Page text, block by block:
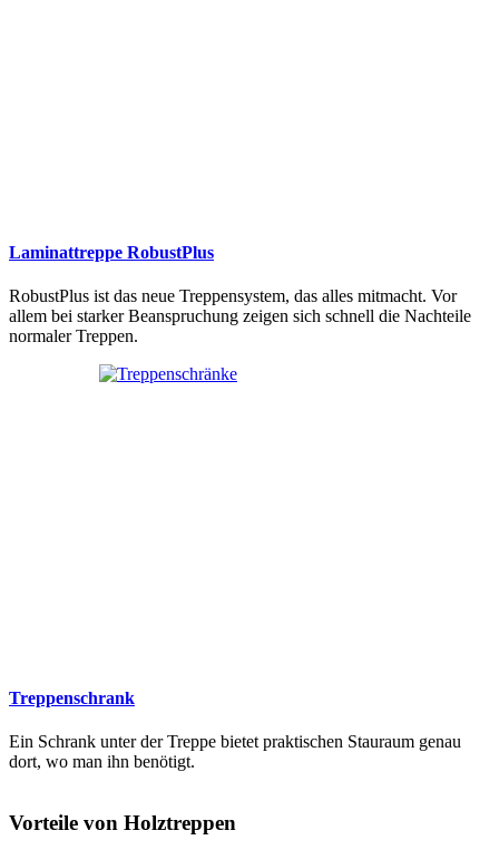
Laminattreppe RobustPlus
RobustPlus ist das neue Treppensystem, das alles mitmacht. Vor
allem bei starker Beanspruchung zeigen sich schnell die Nachteile
normaler Treppen.
Treppenschrank
Ein Schrank unter der Treppe bietet praktischen Stauraum genau
dort, wo man ihn benötigt.
Vorteile von Holztreppen